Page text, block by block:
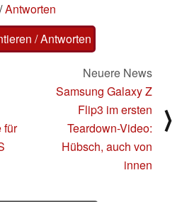
/Antworten
/ Antworten
für
Neuere News
Samsung Galaxy Z
Flip3 im ersten
Teardown-Video:
Hübsch, auch von
innen
⟩